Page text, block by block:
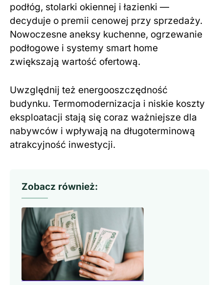
podłóg, stolarki okiennej i łazienki —
decyduje o premii cenowej przy sprzedaży.
Nowoczesne aneksy kuchenne, ogrzewanie
podłogowe i systemy smart home
zwiększają wartość ofertową.
Uwzględnij też energooszczędność
budynku. Termomodernizacja i niskie koszty
eksploatacji stają się coraz ważniejsze dla
nabywców i wpływają na długoterminową
atrakcyjność inwestycji.
Zobacz również: